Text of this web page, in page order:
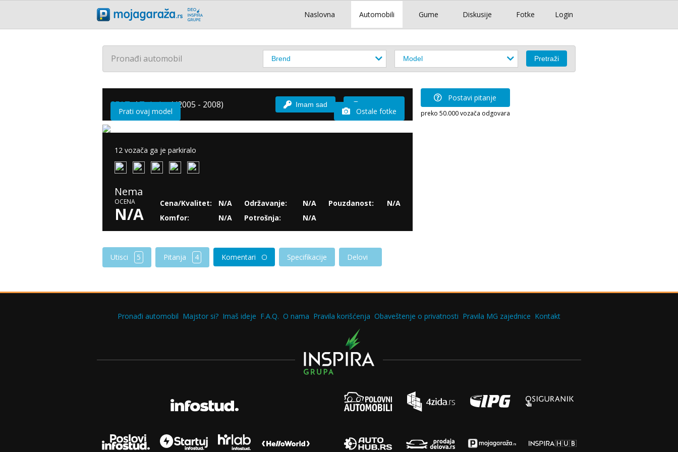
Login
Naslovna Automobili Gume Diskusije Fotke
Pronađi automobil
SEAT /Toledo /(2005 - 2008) Imam sad
Prati ovaj model Ostale fotke
12 vozača ga je parkiralo
Nema
OCENA
N/A
Cena/Kvalitet:
N/A
Komfor:
N/A
Održavanje:
N/A
Potrošnja:
N/A
Pouzdanost: N/A
Utisci 5 Pitanja 4 Komentari Specifikacije Delovi
Postavi pitanje
preko 50.000 vozača odgovara
Pronađi automobil Majstor si? Imaš ideje F.A.Q. O nama Pravila korišćenja Obaveštenje o privatnosti Pravila MG zajednice Kontakt